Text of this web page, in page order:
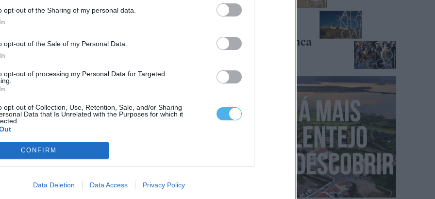
opt-out of the Sharing of my personal data.
opt-out of the Sale of my Personal Data.
opt-out of processing my Personal Data for Targeted
opt-out of Collection, Use, Retention, Sale, and/or Sharing
Data that Is Unrelated with the Purposes for which it
CONFIRM
Data Deletion Data Access Privacy Policy
Novas(+63),Mértola(+44),
descidas ocorreram em
ePortel(ambos −14).
se em
Beja (−42).
ocorreram em
(+51). TambémSines(+43) eAlcácer do
entre concelhos, o número global de